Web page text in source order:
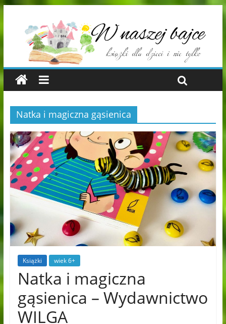
Natka i magiczna gąsienica
Książki wiek 6+
Natka i magiczna
gąsienica – Wydawnictwo
WILGA